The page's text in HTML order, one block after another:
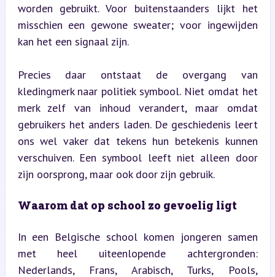
worden gebruikt. Voor buitenstaanders lijkt het
misschien een gewone sweater; voor ingewijden
kan het een signaal zijn.
Precies daar ontstaat de overgang van
kledingmerk naar politiek symbool. Niet omdat het
merk zelf van inhoud verandert, maar omdat
gebruikers het anders laden. De geschiedenis leert
ons wel vaker dat tekens hun betekenis kunnen
verschuiven. Een symbool leeft niet alleen door
zijn oorsprong, maar ook door zijn gebruik.
Waarom dat op school zo gevoelig ligt
In een Belgische school komen jongeren samen
met heel uiteenlopende achtergronden:
Nederlands, Frans, Arabisch, Turks, Pools,